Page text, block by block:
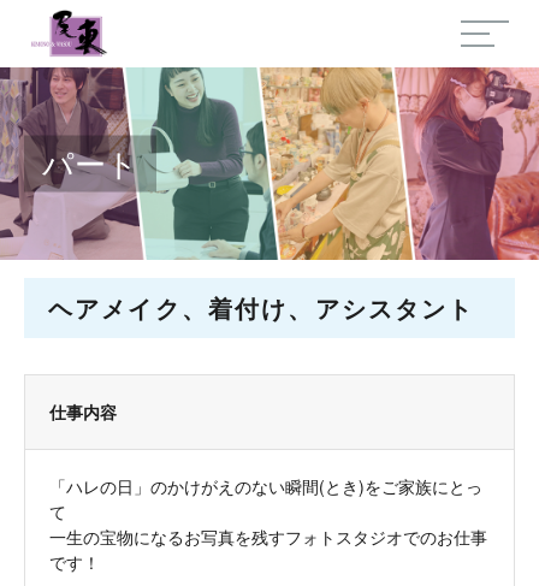
パート
ヘアメイク、着付け、アシスタント
仕事内容
「ハレの日」のかけがえのない瞬間(とき)をご家族にとっ
て
一生の宝物になるお写真を残すフォトスタジオでのお仕事
です！